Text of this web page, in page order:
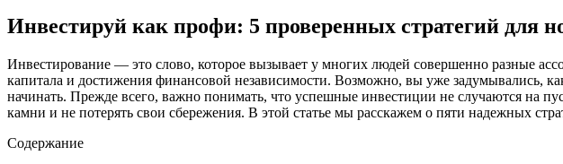
Инвестируй как профи: 5 проверенных стратегий для
Инвестирование — это слово, которое вызывает у многих людей совершенно разные
капитала и достижения финансовой независимости. Возможно, вы уже задумывались,
начинать. Прежде всего, важно понимать, что успешные инвестиции не случаются на
камни и не потерять свои сбережения. В этой статье мы расскажем о пяти надежных
Содержание